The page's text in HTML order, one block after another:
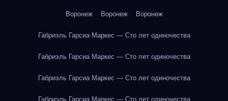
Воронеж Воронеж Воронеж
Габриэль Гарсиа Маркес — Сто лет одиночества
Габриэль Гарсиа Маркес — Сто лет одиночества
Габриэль Гарсиа Маркес — Сто лет одиночества
Габриэль Гарсиа Маркес — Сто лет одиночества